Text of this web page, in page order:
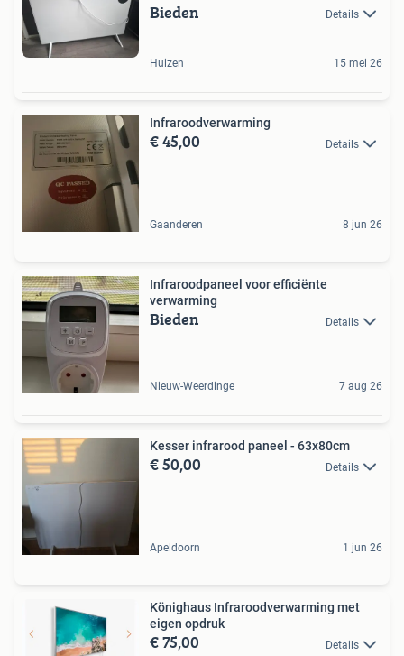
Bieden Details
Huizen 15 mei 26
Infraroodverwarming
€ 45,00 Details
Gaanderen 8 jun 26
Infraroodpaneel voor efficiënte
verwarming
Bieden Details
Nieuw-Weerdinge 7 aug 26
Kesser infrarood paneel - 63x80cm
€ 50,00 Details
Apeldoorn 1 jun 26
Könighaus Infraroodverwarming met
eigen opdruk
€ 75,00 Details